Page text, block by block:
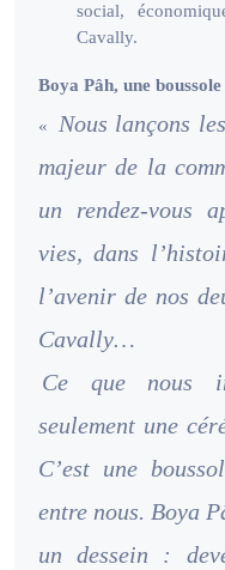
social,
Cavally.
Boya Pâh, une
«
Nous lançons
majeur de la
un rendez-vous
vies, dans
l’avenir de nos
Cavally…
Ce que nous
seulement une
C’est une
entre nous. Boya
un dessein :